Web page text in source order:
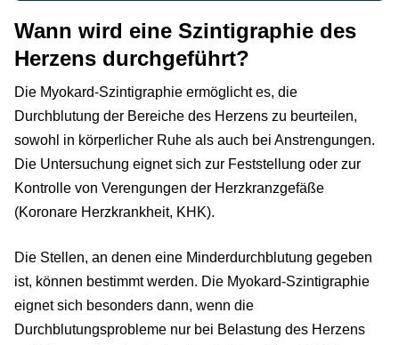
Wann wird eine Szintigraphie des
Herzens durchgeführt?
Die Myokard-Szintigraphie ermöglicht es, die
Durchblutung der Bereiche des Herzens zu beurteilen,
sowohl in körperlicher Ruhe als auch bei Anstrengungen.
Die Untersuchung eignet sich zur Feststellung oder zur
Kontrolle von Verengungen der Herzkranzgefäße
(Koronare Herzkrankheit, KHK).
Die Stellen, an denen eine Minderdurchblutung gegeben
ist, können bestimmt werden. Die Myokard-Szintigraphie
eignet sich besonders dann, wenn die
Durchblutungsprobleme nur bei Belastung des Herzens